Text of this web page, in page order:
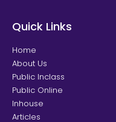
Quick Links
Home
About Us
Public Inclass
Public Online
Inhouse
Articles